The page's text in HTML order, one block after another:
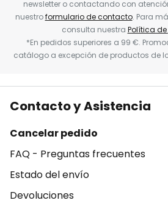
newsletter o contactando con
nuestroformulario de contacto. Para
consulta nuestra Política
*En pedidos superiores a 99 €.
catálogo a excepción de productos de
Contacto y Asistencia
Cancelar pedido
FAQ - Preguntas frecuentes
Estado del envío
Devoluciones